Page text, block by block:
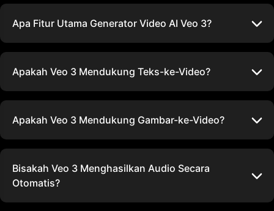
Apa Fitur Utama Generator Video AI Veo 3?
Apakah Veo 3 Mendukung Teks-ke-Video?
Apakah Veo 3 Mendukung Gambar-ke-Video?
Bisakah Veo 3 Menghasilkan Audio Secara
Otomatis?